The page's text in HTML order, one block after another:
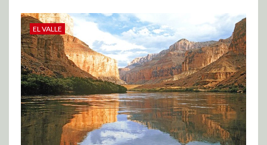
EL VALLE